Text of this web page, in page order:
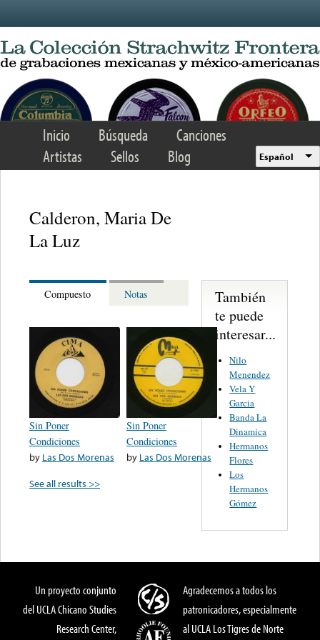
Inicio Búsqueda
Canciones
Artistas
Sellos Blog Español
Calderon, Maria De
La Luz
Compuesto Notas
Sin Poner
Condiciones
by Las Dos Morenas
Sin Poner
Condiciones
by Las Dos Morenas
See all results >>
También
te puede
interesar...
Nilo
Menendez
Vela Y
Garcia
Banda La
Dinamica
Hermanos
Flores
Los
Hermanos
Gómez
Un proyecto conjunto
del UCLA Chicano Studies
Research Center,
Agradecemos a todos los
patronicadores, especialmente
al UCLA Los Tigres de Norte